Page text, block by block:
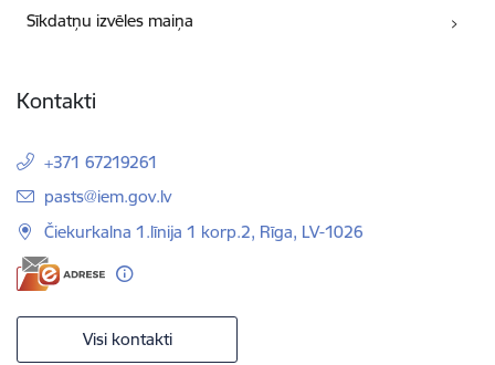
Sīkdatņu izvēles maiņa
Kontakti
+371 67219261
E-pasts:
pasts@iem.gov.lv
Čiekurkalna 1.līnija 1 korp.2, Rīga, LV-1026
Visi kontakti